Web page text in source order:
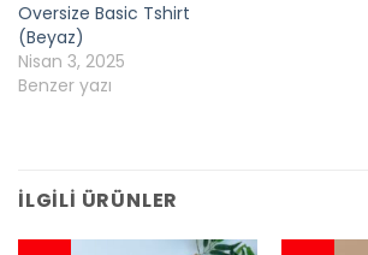
Oversize Basic Tshirt
(Beyaz)
Nisan 3, 2025
Benzer yazı
İLGILI ÜRÜNLER